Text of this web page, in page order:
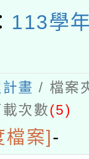
113學
畫 / 檔案
次數(5)
檔案]-